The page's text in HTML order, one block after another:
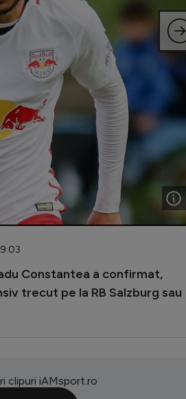
Constantea a confirmat,
trecut pe la RB Salzburg sau
clipuri iAMsport.ro